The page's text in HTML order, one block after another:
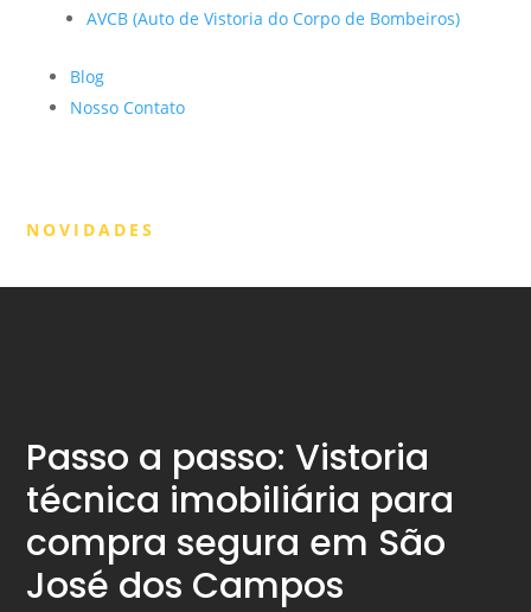
AVCB (Auto de Vistoria do Corpo de Bombeiros)
Blog
Nosso Contato
NOVIDADES
Passo a passo: Vistoria
técnica imobiliária para
compra segura em São
José dos Campos